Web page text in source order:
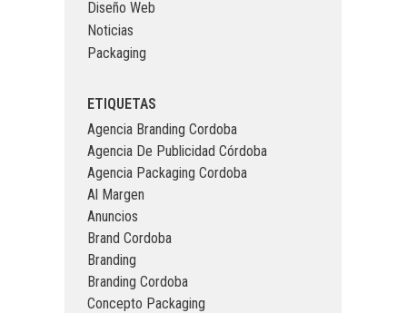
Diseño Web
Noticias
Packaging
ETIQUETAS
Agencia Branding Cordoba
Agencia De Publicidad Córdoba
Agencia Packaging Cordoba
Al Margen
Anuncios
Brand Cordoba
Branding
Branding Cordoba
Concepto Packaging